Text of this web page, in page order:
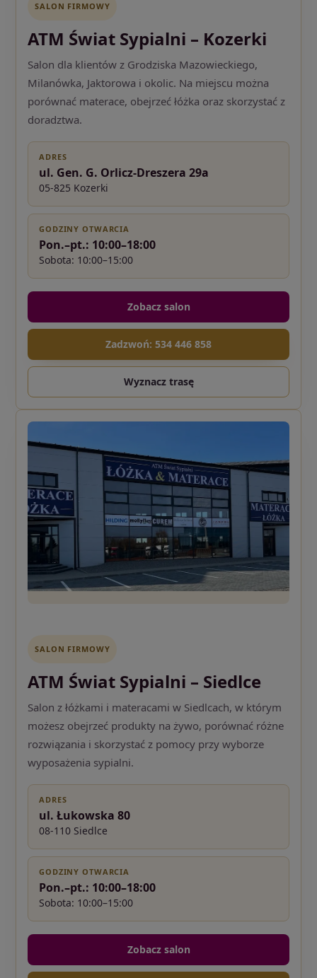
SALON FIRMOWY
ATM Świat Sypialni – Kozerki
Salon dla klientów z Grodziska Mazowieckiego,
Milanówka, Jaktorowa i okolic. Na miejscu można
porównać materace, obejrzeć łóżka oraz skorzystać z
doradztwa.
ADRES
ul. Gen. G. Orlicz-Dreszera 29a
05-825 Kozerki
GODZINY OTWARCIA
Pon.–pt.: 10:00–18:00
Sobota: 10:00–15:00
Zobacz salon
Zadzwoń: 534 446 858
Wyznacz trasę
SALON FIRMOWY
ATM Świat Sypialni – Siedlce
Salon z łóżkami i materacami w Siedlcach, w którym
możesz obejrzeć produkty na żywo, porównać różne
rozwiązania i skorzystać z pomocy przy wyborze
wyposażenia sypialni.
ADRES
ul. Łukowska 80
08-110 Siedlce
GODZINY OTWARCIA
Pon.–pt.: 10:00–18:00
Sobota: 10:00–15:00
Zobacz salon